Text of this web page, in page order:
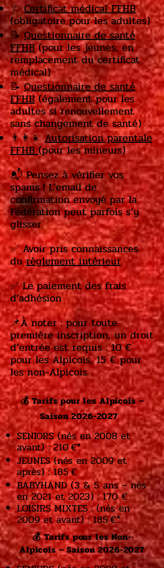
🩺Certificat médical FFHB
(obligatoire pour les adultes)
📝Questionnaire de santé
FFHB(pour les jeunes, en
remplacement du certificat
médical)
📝Questionnaire de santé
FFHB(également pour les
adultes si renouvellement
sans changement de santé)
👨‍👩‍👧Autorisation parentale
FFHB(pour les mineurs)
📬 Pensez à vérifier vos
spams ! L’email de
confirmation envoyé par la
Fédération peut parfois s’y
glisser.
✅ Avoir pris connaissances
durèglement intérieur
✅ Le paiement des frais
d’adhésion
📌À noter : pour toute
première inscription, un droit
d’entrée est requis : 10 €
pour les Alpicois, 15 € pour
les non-Alpicois.​​​​​​​​​​​​​
💰 Tarifs pour les Alpicois –
Saison2026-2027
SENIORS (nés en 2008 et
avant) : 210 €*
JEUNES (nés en 2009 et
après) : 185 €
BABYHAND (3 & 5 ans – nés
en 2021 et 2023) : 170 €
LOISIRS MIXTES : (nés en
2009 et avant) : 185 €*
💰 Tarifs pour les Non-
Alpicois – Saison2026-2027